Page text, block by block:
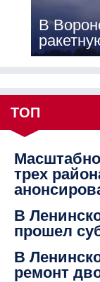
В
ТОП
трех
В
прошел
В
ремонт